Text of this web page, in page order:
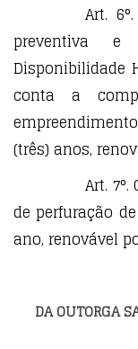
Art.
preventiva e
Disponibilidade
conta a
(três) anos,
Art.
de perfuração
ano, renovável
DA OUTORGA